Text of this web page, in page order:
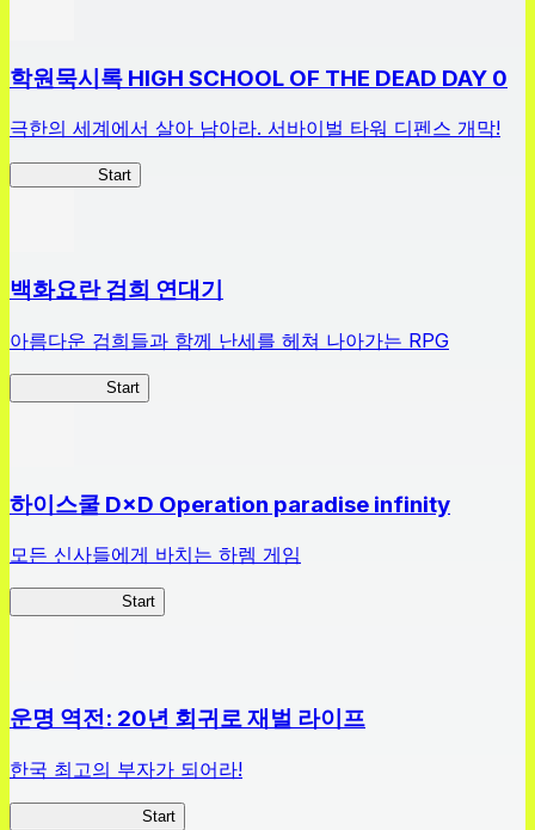
학원묵시록 HIGH SCHOOL OF THE DEAD DAY 0
극한의 세계에서 살아 남아라. 서바이벌 타워 디펜스 개막!
Start
백화요란 검희 연대기
아름다운 검희들과 함께 난세를 헤쳐 나아가는 RPG
Start
하이스쿨 D×D Operation paradise infinity
모든 신사들에게 바치는 하렘 게임
Start
운명 역전: 20년 회귀로 재벌 라이프
한국 최고의 부자가 되어라!
Start